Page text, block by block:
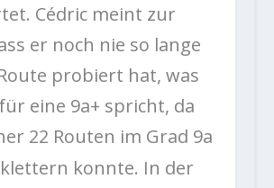
Cédric meint zur
er noch nie so lange
probiert hat, was
eine 9a+ spricht, da
22 Routen im Grad 9a
konnte. In der